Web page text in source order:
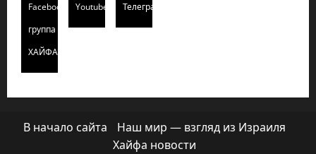
Facebook
группа
ХАЙФАИНФО
Youtube Телеграмм
В начало сайта
Наш мир — взгляд из Израиля
Хайфа новости